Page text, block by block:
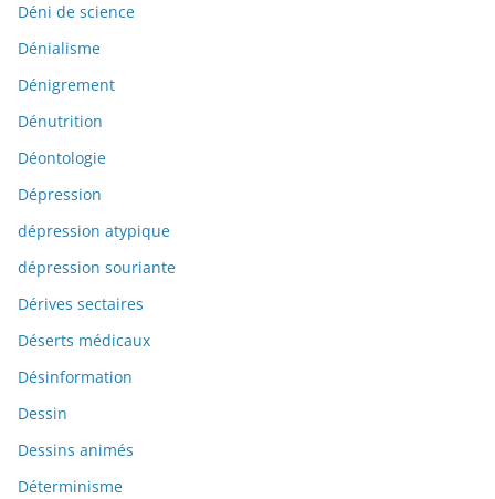
Déni de science
Dénialisme
Dénigrement
Dénutrition
Déontologie
Dépression
dépression atypique
dépression souriante
Dérives sectaires
Déserts médicaux
Désinformation
Dessin
Dessins animés
Déterminisme